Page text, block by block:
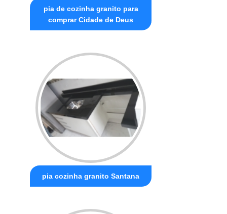
pia de cozinha granito para
comprar Cidade de Deus
pia cozinha granito Santana